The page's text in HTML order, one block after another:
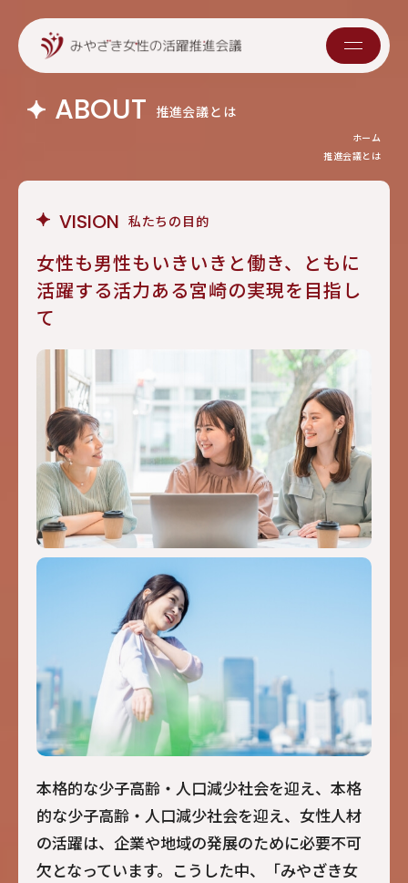
ABOUT 推進会議とは
ホーム
推進会議とは
VISION 私たちの目的
女性も男性もいきいきと働き、 ともに
活躍する活力ある宮崎の実現を目指し
て
本格的な少子高齢・人口減少社会を迎え、本格
的な少子高齢・人口減少社会を迎え、女性人材
の活躍は、企業や地域の発展のために必要不可
欠となっています。こうした中、「みやざき女